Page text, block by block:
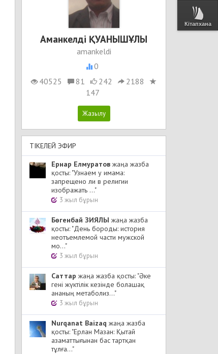
Кітапхана
Аманкелді ҚУАНЫШҰЛЫ
amankeldi
0
40525
81 242
2188
147
ТІКЕЛЕЙ ЭФИР
Ернар Елмуратов жаңа жазба
қосты: "Узнаем у имама:
запрещено ли в религии
изображать ..."
3 жыл бұрын
Бөгенбай ЗИЯЛЫ жаңа жазба
қосты: "День бороды: история
неотъемлемой части мужской
мо..."
3 жыл бұрын
Cаттар жаңа жазба қосты: "Әке
гені жүктілік кезінде болашақ
ананың метаболиз..."
3 жыл бұрын
Nurqanat Baizaq жаңа жазба
қосты: "Ерлан Мазан: Қытай
азаматтығынан бас тартқан
тұлға..."